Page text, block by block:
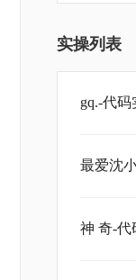
实操列表
gq.-代
最爱沈
神 奇-代